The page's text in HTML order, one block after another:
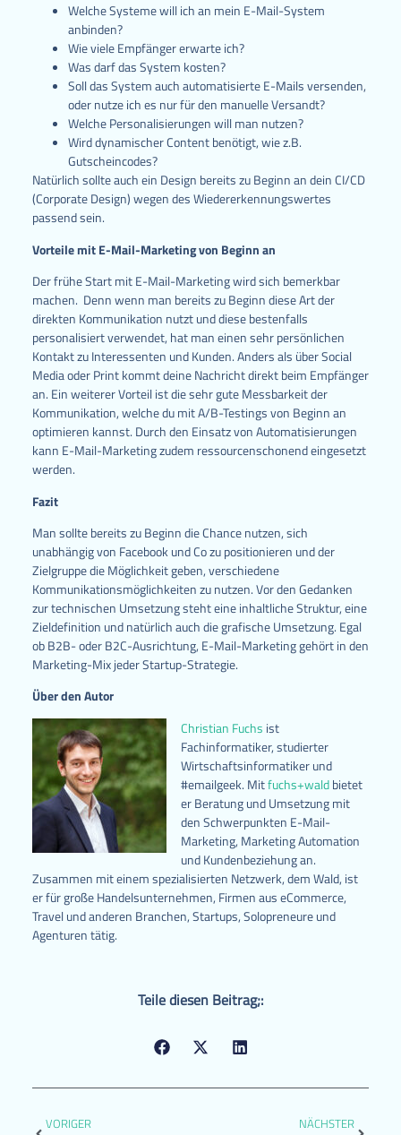
Welche Systeme will ich an mein E-Mail-System
anbinden?
Wie viele Empfänger erwarte ich?
Was darf das System kosten?
Soll das System auch automatisierte E-Mails versenden,
oder nutze ich es nur für den manuelle Versandt?
Welche Personalisierungen will man nutzen?
Wird dynamischer Content benötigt, wie z.B.
Gutscheincodes?
Natürlich sollte auch ein Design bereits zu Beginn an dein CI/CD
(Corporate Design) wegen des Wiedererkennungswertes
passend sein.
Vorteile mit E-Mail-Marketing von Beginn an
Der frühe Start mit E-Mail-Marketing wird sich bemerkbar
machen. Denn wenn man bereits zu Beginn diese Art der
direkten Kommunikation nutzt und diese bestenfalls
personalisiert verwendet, hat man einen sehr persönlichen
Kontakt zu Interessenten und Kunden. Anders als über Social
Media oder Print kommt deine Nachricht direkt beim Empfänger
an. Ein weiterer Vorteil ist die sehr gute Messbarkeit der
Kommunikation, welche du mit A/B-Testings von Beginn an
optimieren kannst. Durch den Einsatz von Automatisierungen
kann E-Mail-Marketing zudem ressourcenschonend eingesetzt
werden.
Fazit
Man sollte bereits zu Beginn die Chance nutzen, sich
unabhängig von Facebook und Co zu positionieren und der
Zielgruppe die Möglichkeit geben, verschiedene
Kommunikationsmöglichkeiten zu nutzen. Vor den Gedanken
zur technischen Umsetzung steht eine inhaltliche Struktur, eine
Zieldefinition und natürlich auch die grafische Umsetzung. Egal
ob B2B- oder B2C-Ausrichtung, E-Mail-Marketing gehört in den
Marketing-Mix jeder Startup-Strategie.
Über den Autor
Christian Fuchs ist
Fachinformatiker, studierter
Wirtschaftsinformatiker und
#emailgeek. Mitfuchs+waldbietet
er Beratung und Umsetzung mit
den Schwerpunkten E-Mail-
Marketing, Marketing Automation
und Kundenbeziehung an.
Zusammen mit einem spezialisierten Netzwerk, dem Wald, ist
er für große Handelsunternehmen, Firmen aus eCommerce,
Travel und anderen Branchen, Startups, Solopreneure und
Agenturen tätig.
Teile diesen Beitrag;:
VORIGER
NÄCHSTER